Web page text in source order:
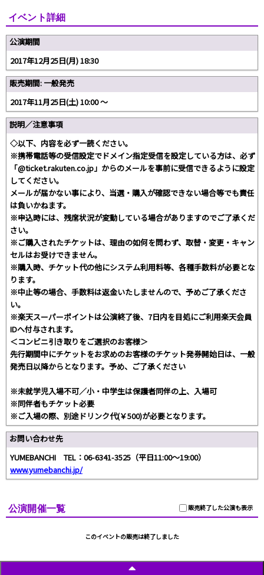
イベント詳細
公演期間
2017年12月25日(月) 18:30
販売期間: 一般発売
2017年11月25日(土) 10:00 〜
説明／注意事項
◇以下、内容を必ず一読ください。
※携帯電話等の受信設定でドメイン指定受信を設定している方は、必ず
「@ticket.rakuten.co.jp」からのメールを事前に受信できるように設定
してください。
メールが届かない事により、当選・購入が確認できない場合等でも責任
は負いかねます。
※申込時には、残席状況が変動している場合がありますのでご了承くだ
さい。
※ご購入されたチケットは、理由の如何を問わず、取替・変更・キャン
セルはお受けできません。
※購入時、チケット代の他にシステム利用料等、各種手数料が必要とな
ります。
※中止等の場合、手数料は返金いたしませんので、予めご了承くださ
い。
※楽天スーパーポイントは公演終了後、7日内を目処にご利用楽天会員
IDへ付与されます。
＜コンビニ引き取りをご選択のお客様＞
先行期間中にチケットをお求めのお客様のチケット発券開始日は、一般
発売日以降からとなります。予め、ご了承ください
※未就学児入場不可／小・中学生は保護者同伴の上、入場可
※同伴者もチケット必要
※ご入場の際、別途ドリンク代(￥500)が必要となります。
お問い合わせ先
YUMEBANCHI TEL：06-6341-3525（平日11:00～19:00）
www.yumebanchi.jp/
販売終了した公演も表示
公演開催一覧
このイベントの販売は終了しました